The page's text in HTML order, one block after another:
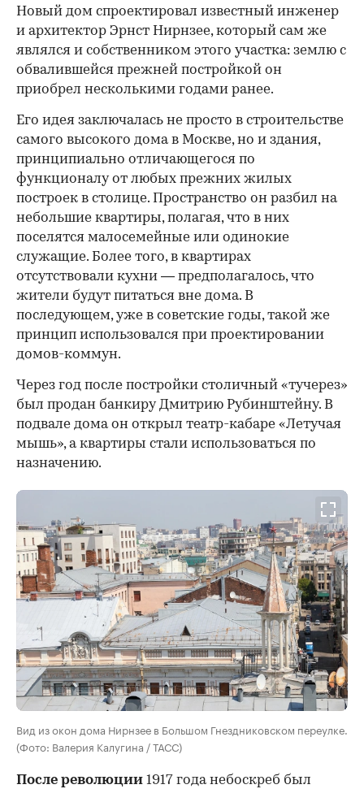
Новый дом спроектировал известный инженер
и архитектор Эрнст Нирнзее, который сам же
являлся и собственником этого участка: землю с
обвалившейся прежней постройкой он
приобрел несколькими годами ранее.
Его идея заключалась не просто в строительстве
самого высокого дома в Москве, но и здания,
принципиально отличающегося по
функционалу от любых прежних жилых
построек в столице. Пространство он разбил на
небольшие квартиры, полагая, что в них
поселятся малосемейные или одинокие
служащие. Более того, в квартирах
отсутствовали кухни — предполагалось, что
жители будут питаться вне дома. В
последующем, уже в советские годы, такой же
принцип использовался при проектировании
домов-коммун.
Через год после постройки столичный «тучерез»
был продан банкиру Дмитрию Рубинштейну. В
подвале дома он открыл театр-кабаре «Летучая
мышь», а квартиры стали использоваться по
назначению.
Вид из окон дома Нирнзее в Большом Гнездниковском переулке.
(Фото: Валерия Калугина / ТАСС)
После революции 1917 года небоскреб был